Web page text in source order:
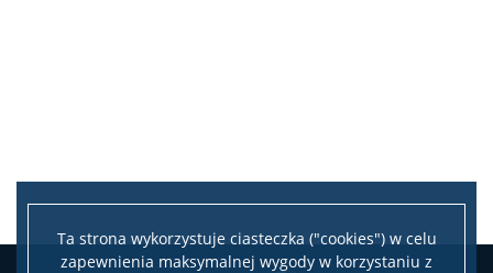
Ta strona wykorzystuje ciasteczka ("cookies") w celu
zapewnienia maksymalnej wygody w korzystaniu z
Program wymiany studenckiej